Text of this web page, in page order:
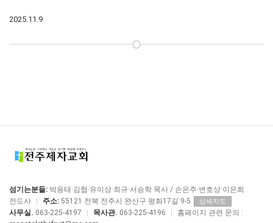
2025.11.9
섬기는분들: 박용태·김협·유이상·최규·서승학 목사 / 손은주·변호상·이은희
전도사
주소: 55121 전북 전주시 완산구 평화17길 9-5 상세지도
사무실. 063-225-4197 목사관. 063-225-4196
홈페이지 관련 문의 :